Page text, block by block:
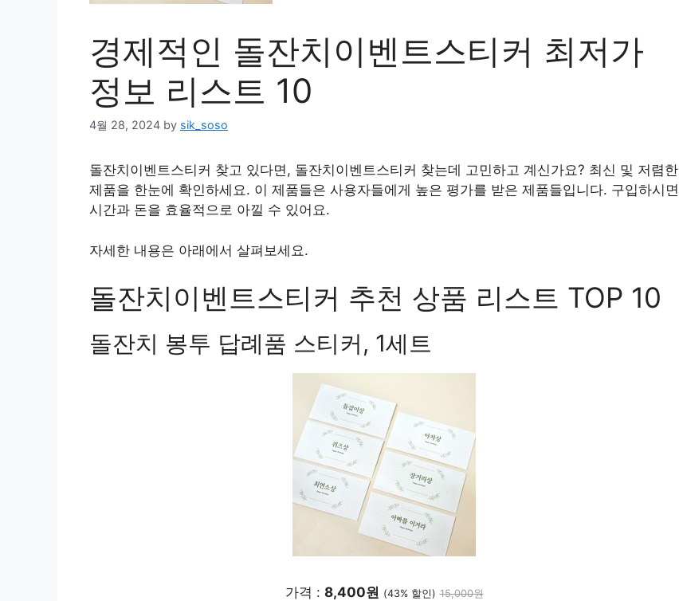
경제적인 돌잔치이벤트스티커 최저가
정보 리스트 10
4월 28, 2024 by sik_soso
돌잔치이벤트스티커 찾고 있다면, 돌잔치이벤트스티커 찾는데 고민하고 계신가요? 최신 및 저렴한
제품을 한눈에 확인하세요. 이 제품들은 사용자들에게 높은 평가를 받은 제품들입니다. 구입하시면
시간과 돈을 효율적으로 아낄 수 있어요.
자세한 내용은 아래에서 살펴보세요.
돌잔치이벤트스티커 추천 상품 리스트 TOP 10
돌잔치 봉투 답례품 스티커, 1세트
가격 : 8,400원 (43% 할인) 15,000원